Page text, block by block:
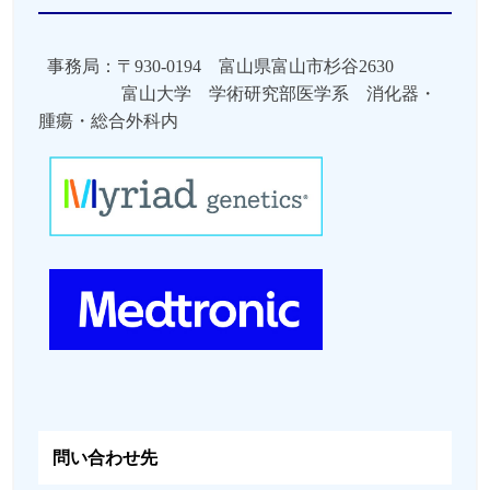
2024年08月05日当日のご案内を掲載しま
した。
2024年07月30日
ミナーを掲載しました。
2024年07月05日参加者へのご案内
しました。
懇親会の参加のご申告をお願いします。
2024年05月31日 演題募集を6月14日
事務局： 〒930-0194 富山県富山市杉谷2630
富山大学 学術研究部医学系 消化器・
腫瘍・総合外科内
問い合わせ先